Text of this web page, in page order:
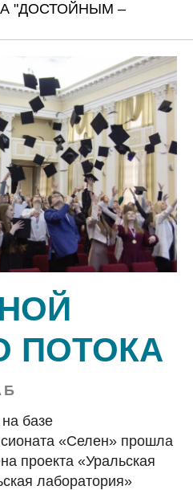
"ДОСТОЙНЫМ –
ПОТОКА
базе
«Селен» прошла
проекта «Уральская
лаборатория»